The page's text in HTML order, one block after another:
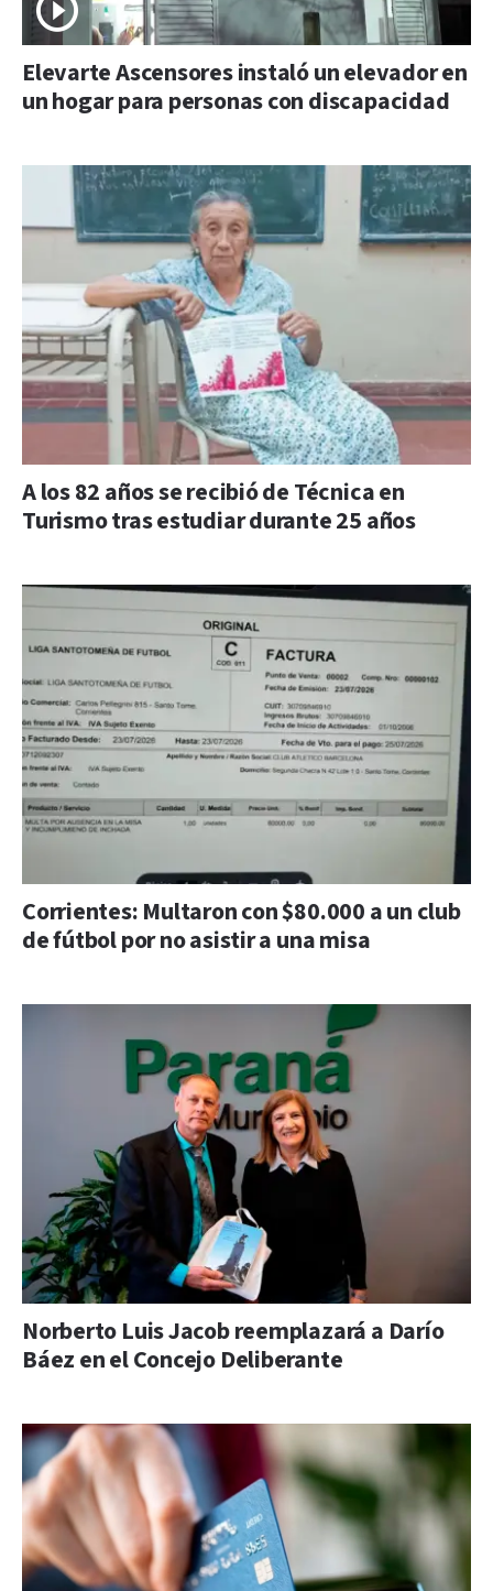
Elevarte Ascensores instaló un elevador en
un hogar para personas con discapacidad
A los 82 años se recibió de Técnica en
Turismo tras estudiar durante 25 años
Corrientes: Multaron con $80.000 a un club
de fútbol por no asistir a una misa
Norberto Luis Jacob reemplazará a Darío
Báez en el Concejo Deliberante